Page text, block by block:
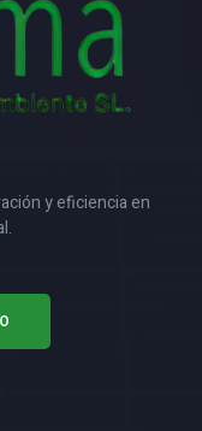
y eficiencia en